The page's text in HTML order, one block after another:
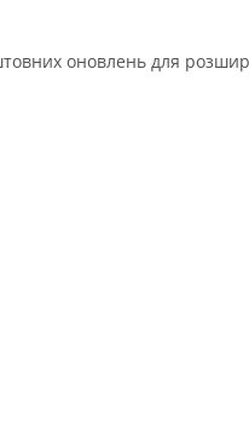
оновлень для